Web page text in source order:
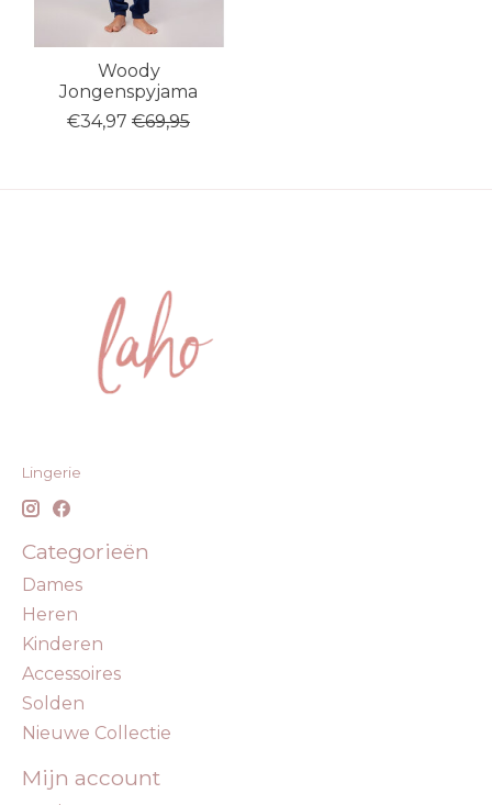
Woody
Jongenspyjama
€34,97 €69,95
Lingerie
Categorieën
Dames
Heren
Kinderen
Accessoires
Solden
Nieuwe Collectie
Mijn account